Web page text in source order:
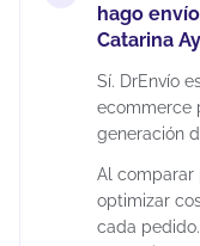
hago
Catarina
Sí. DrEnvío
ecommerce
generación
Al comparar
optimizar
cada